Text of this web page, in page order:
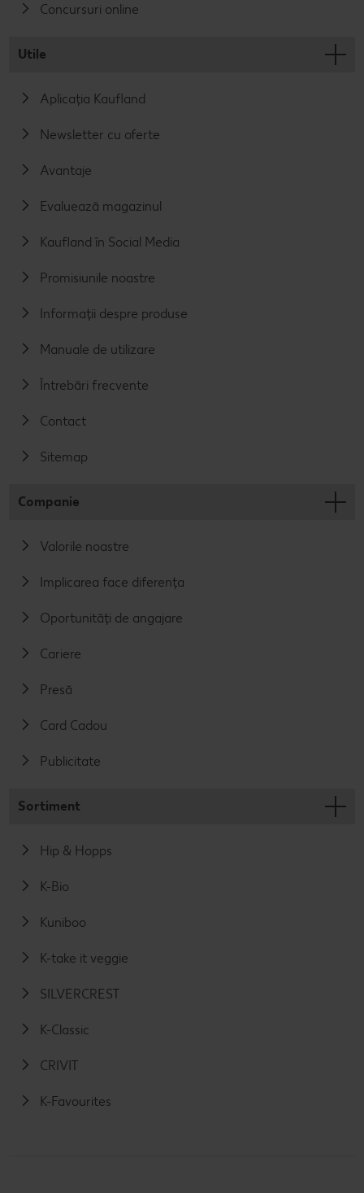
Concursuri online
Utile
Aplicația Kaufland
Newsletter cu oferte
Avantaje
Evaluează magazinul
Kaufland în Social Media
Promisiunile noastre
Informații despre produse
Manuale de utilizare
Întrebări frecvente
Contact
Sitemap
Companie
Valorile noastre
Implicarea face diferența
Oportunități de angajare
Cariere
Presă
Card Cadou
Publicitate
Sortiment
Hip & Hopps
K-Bio
Kuniboo
K-take it veggie
SILVERCREST
K-Classic
CRIVIT
K-Favourites